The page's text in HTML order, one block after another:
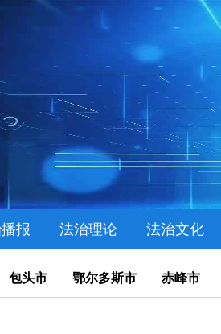
报 法治理论 法治文化
包头市 鄂尔多斯市 赤峰市